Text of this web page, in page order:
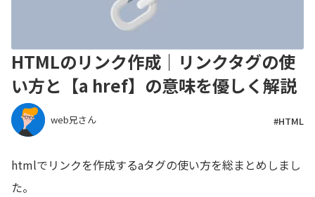
HTMLのリンク作成｜リンクタグの使
い方と【a href】の意味を優しく解説
web兄さん #HTML
htmlでリンクを作成するaタグの使い方を総まとめしまし
た。